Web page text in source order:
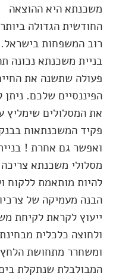
משכנתא היא ההוצאה
החודשית הגדולה
רוב המשפחות בישראל.
בניית משכנתא נכונה
פעולה שתשנה את
הפיננסיים שלכם.
את המסלולים שימליץ
פקיד המשכנתאות
ואפשר גם אחרת !
מסלולי משכנתא צריכה
להיות מותאמת ללקוח
הבנה מעמיקה של
ייעוץ לקראת לקיחת
ולחוצה כלכלית
ומשחרר מתחושת
המבולבלת שנתקלת